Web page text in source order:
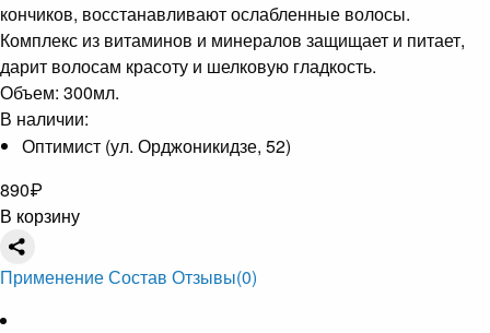
кончиков, восстанавливают ослабленные волосы.
Комплекс из витаминов и минералов защищает и питает,
дарит волосам красоту и шелковую гладкость.
Объем: 300мл.
В наличии:
Оптимист (ул. Орджоникидзе, 52)
890₽
В корзину
ПрименениеСостав Отзывы(0)